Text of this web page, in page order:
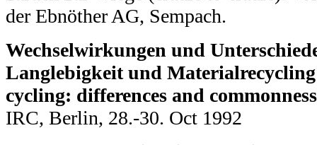
der Ebnöther AG, Sempach.
Wechselwirkungen und
Langlebigkeit und Materialrecycling
cycling: differences and
IRC, Berlin, 28.-30. Oct 1992